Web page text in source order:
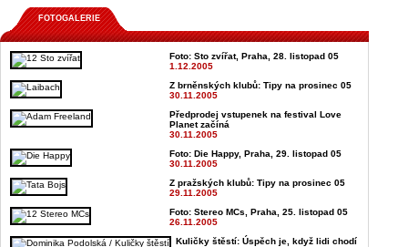
FOTOGALERIE
Foto: Sto zvířat, Praha, 28. listopad 05
1.12.2005
Z brněnských klubů: Tipy na prosinec 05
30.11.2005
Předprodej vstupenek na festival Love
Planet začíná
30.11.2005
Foto: Die Happy, Praha, 29. listopad 05
30.11.2005
Z pražských klubů: Tipy na prosinec 05
29.11.2005
Foto: Stereo MCs, Praha, 25. listopad 05
26.11.2005
Kuličky štěstí: Úspěch je, když lidi chodí